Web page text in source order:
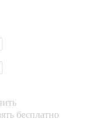
бесплатно